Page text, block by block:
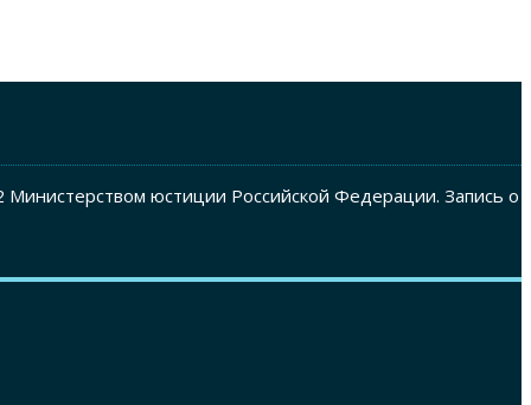
юстиции Российской Федерации. Запись о